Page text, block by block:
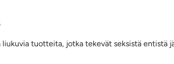
tuotteita, jotka tekevät seksistä entistä